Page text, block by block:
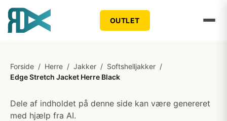
OUTLET
Forside / Herre / Jakker / Softshelljakker /
Edge Stretch Jacket Herre Black
Dele af indholdet på denne side kan være genereret
med hjælp fra AI.